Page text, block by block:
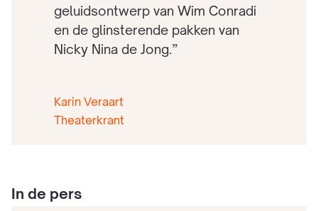
geluidsontwerp van Wim Conradi
en de glinsterende pakken van
Nicky Nina de Jong.”
Karin Veraart
Theaterkrant
In de pers